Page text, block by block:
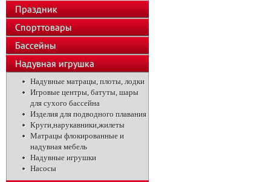
Праздник
Спорттовары
Бассейны
Надувная игрушка
Надувные матрацы, плоты, лодки
Игровые центры, батуты, шары
для сухого бассейна
Изделия для подводного плавания
Круги,нарукавники,жилеты
Матрацы флокированные и
надувная мебель
Надувные игрушки
Насосы